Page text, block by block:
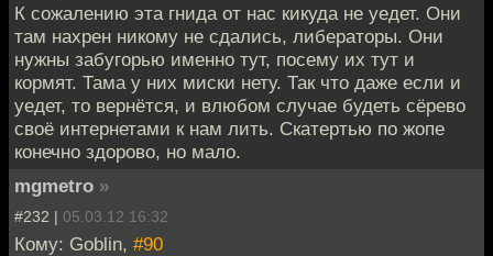
К сожалению эта гнида от нас кикуда не уедет. Они
там нахрен никому не сдались, либераторы. Они
нужны забугорью именно тут, посему их тут и
кормят. Тама у них миски нету. Так что даже если и
уедет, то вернётся, и влюбом случае будеть сёрево
своё интернетами к нам лить. Скатертью по жопе
конечно здорово, но мало.
mgmetro »
#232 | 05.03.12 16:32
Кому: Goblin, #90